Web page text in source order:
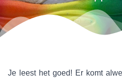
Je leest het goed! Er komt